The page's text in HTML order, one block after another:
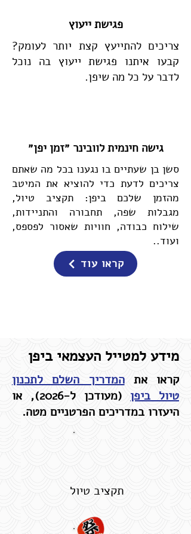
פגישת ייעוץ
צריכים להתייעץ קצת יותר לעומק?
קבעו איתנו פגישת ייעוץ בה נוכל
לדבר על כל מה שיפן.
גישה חינמית לוובינר ״זמן יפן״
סשן בן שעתיים בו נגענו בכל מה שאתם
צריכים לדעת כדי להוציא את המיטב
מהזמן שלכם ביפן: תקציב טיול,
מגבלות שפה, תחבורה והתניידות,
שילוח כבודה, חוויות שאסור לפספס,
ועוד..
קראו עוד
מידע למטייל העצמאי ביפן
קראו אתהמדריך השלם לתכנון
טיול ביפן
(מעודכן ל-2026), או
היעזרו במדריכים הפרטניים מטה.
תקציב טיול